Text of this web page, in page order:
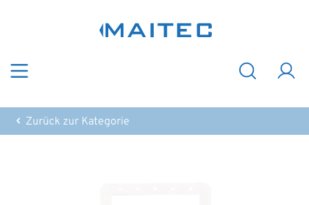
Zurück zur Kategorie